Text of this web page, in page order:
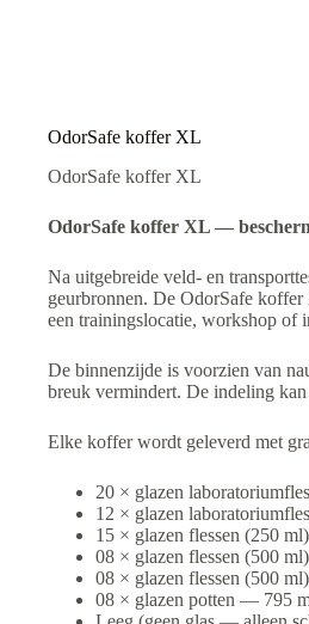
OdorSafe koffer XL
OdorSafe koffer XL
OdorSafe koffer XL —
Na uitgebreide veld- en
geurbronnen. De OdorSafe
een trainingslocatie, workshop of
De binnenzijde is voorzien van
breuk vermindert. De indeling
Elke koffer wordt geleverd met
20 × glazen
12 × glazen
15 × glazen flessen (250
08 × glazen flessen (500
08 × glazen flessen (500
08 × glazen potten — 795